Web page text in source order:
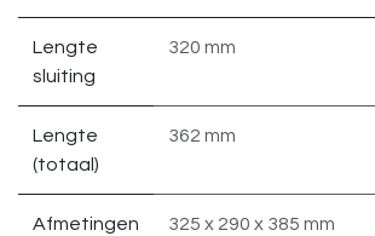
Lengte
sluiting
320 mm
Lengte
(totaal)
362 mm
Afmetingen
325 x 290 x 385 mm